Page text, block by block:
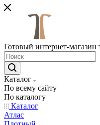
Готовый интернет-магазин
Каталог
По всему сайту
По каталогу
Каталог
Атлас